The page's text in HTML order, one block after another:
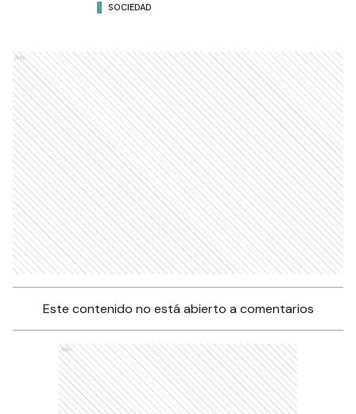
SOCIEDAD
Ads
Este contenido no está abierto a comentarios
Ads